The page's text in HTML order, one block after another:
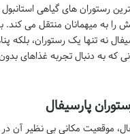
رستوران های گیاهی
به میهمانان منتقل می کند.
نه تنها یک رستوران،
به دنبال تجربه غذاهای
پارسیفال
موقعیت مکانی بی نظیر آن